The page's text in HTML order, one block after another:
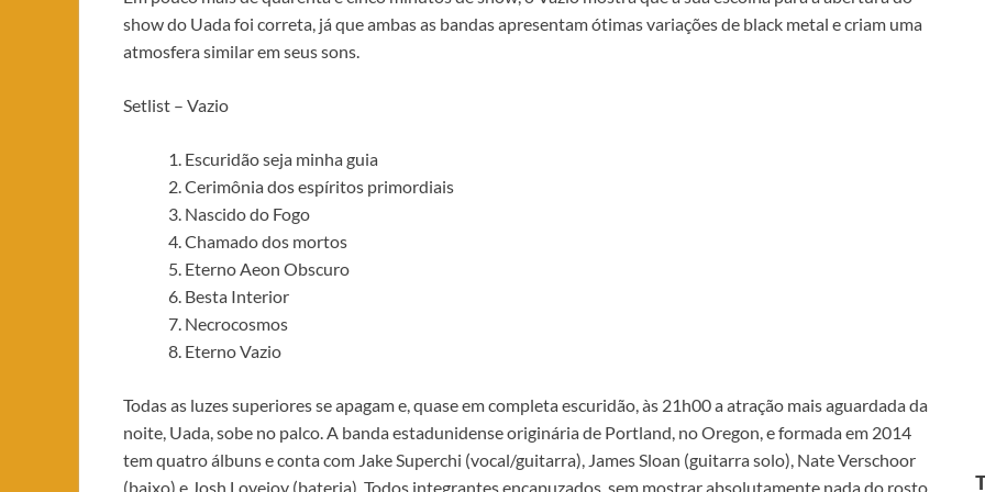
show do Uada foi correta, já que ambas as bandas apresentam ótimas variações de black metal e criam uma
atmosfera similar em seus sons.
Setlist – Vazio
Escuridão seja minha guia
Cerimônia dos espíritos primordiais
Nascido do Fogo
Chamado dos mortos
Eterno Aeon Obscuro
Besta Interior
Necrocosmos
Eterno Vazio
Todas as luzes superiores se apagam e, quase em completa escuridão, às 21h00 a atração mais aguardada da
noite, Uada, sobe no palco. A banda estadunidense originária de Portland, no Oregon, e formada em 2014
tem quatro álbuns e conta com Jake Superchi (vocal/guitarra), James Sloan (guitarra solo), Nate Verschoor
(baixo) e Josh Lovejoy (bateria). Todos integrantes encapuzados, sem mostrar absolutamente nada do rosto